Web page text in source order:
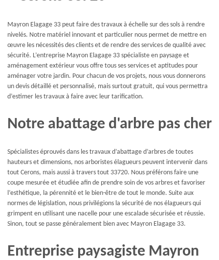
Mayron Elagage 33 peut faire des travaux à échelle sur des sols à rendre
nivelés. Notre matériel innovant et particulier nous permet de mettre en
œuvre les nécessités des clients et de rendre des services de qualité avec
sécurité. L’entreprise Mayron Elagage 33 spécialiste en paysage et
aménagement extérieur vous offre tous ses services et aptitudes pour
aménager votre jardin. Pour chacun de vos projets, nous vous donnerons
un devis détaillé et personnalisé, mais surtout gratuit, qui vous permettra
d’estimer les travaux à faire avec leur tarification.
Notre abattage d'arbre pas cher
Spécialistes éprouvés dans les travaux d’abattage d’arbres de toutes
hauteurs et dimensions, nos arboristes élagueurs peuvent intervenir dans
tout Cerons, mais aussi à travers tout 33720. Nous préférons faire une
coupe mesurée et étudiée afin de prendre soin de vos arbres et favoriser
l’esthétique, la pérennité et le bien-être de tout le monde. Suite aux
normes de législation, nous privilégions la sécurité de nos élagueurs qui
grimpent en utilisant une nacelle pour une escalade sécurisée et réussie.
Sinon, tout se passe généralement bien avec Mayron Elagage 33.
Entreprise paysagiste Mayron